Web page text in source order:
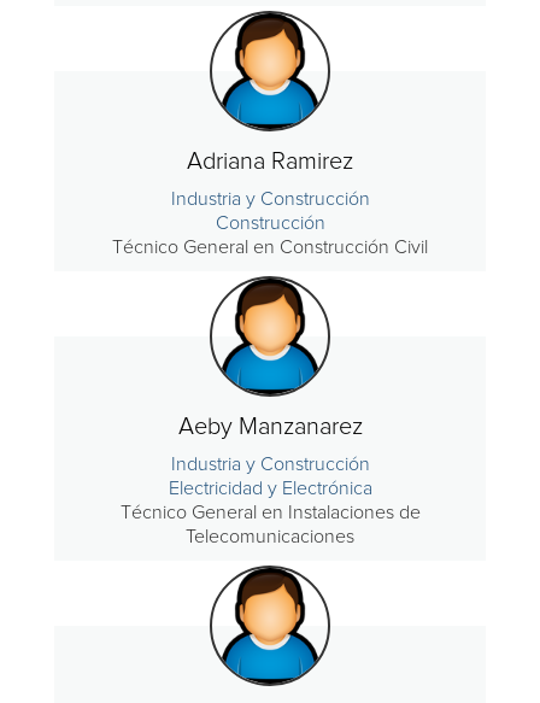
Adriana Ramirez
Industria y Construcción
Construcción
Técnico General en Construcción Civil
Aeby Manzanarez
Industria y Construcción
Electricidad y Electrónica
Técnico General en Instalaciones de
Telecomunicaciones